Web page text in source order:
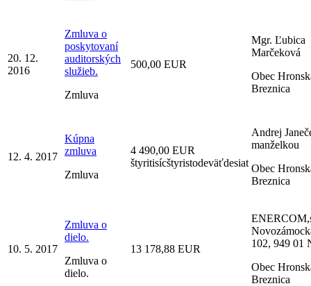
20. 12.
2016
Zmluva o
poskytovaní
auditorských
služieb.
Zmluva
500,00 EUR
Mgr. Ľubica
Marčeková
Obec
Breznica
12. 4. 2017
Kúpna
zmluva
Zmluva
4 490,00 EUR
štyritisícštyristodeväťdesiat
Andrej
manželkou
Obec
Breznica
10. 5. 2017
Zmluva o
dielo.
Zmluva o
dielo.
13 178,88 EUR
102, 949 01
Obec
Breznica